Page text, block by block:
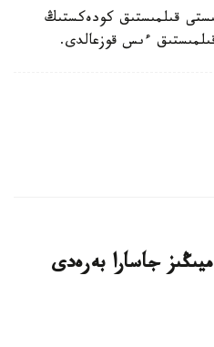
قىلمىستىق كودەكستىڭ
جاسارا بەرەدى